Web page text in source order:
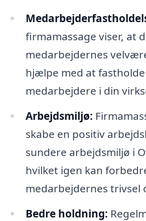
firmamassage viser, at
medarbejdernes
hjælpe med at
medarbejdere i din
Arbejdsmiljø:
skabe en positiv
sundere arbejdsmiljø i
hvilket igen kan
medarbejdernes trivsel
Bedre holdning: